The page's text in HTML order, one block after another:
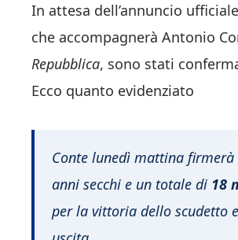
In attesa dell’annuncio
che accompagnerà Antonio
Repubblica, sono stati
Ecco quanto evidenziato
Conte lunedì mattina
anni secchi e un totale di 18
per la vittoria dello scudetto